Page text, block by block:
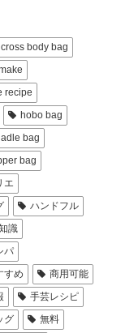
cross body bag
recipe
hobo bag
bag
bag
エ
ハンドフル
識
パ
すめ
商用可能
手芸レシピ
グ
無料